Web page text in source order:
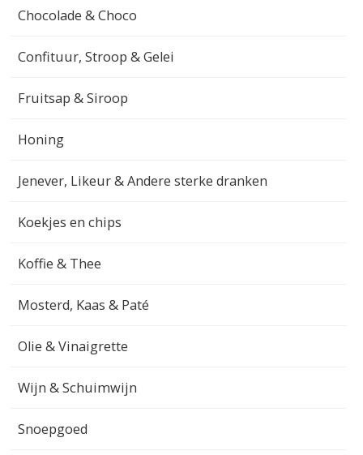
Chocolade & Choco
Confituur, Stroop & Gelei
Fruitsap & Siroop
Honing
Jenever, Likeur & Andere sterke dranken
Koekjes en chips
Koffie & Thee
Mosterd, Kaas & Paté
Olie & Vinaigrette
Wijn & Schuimwijn
Snoepgoed